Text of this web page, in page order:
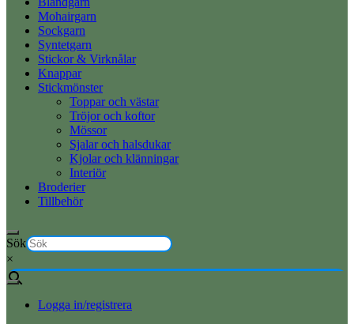
Mohairgarn
Sockgarn
Syntetgarn
Stickor & Virknålar
Knappar
Stickmönster
Toppar och västar
Tröjor och koftor
Mössor
Sjalar och halsdukar
Kjolar och klänningar
Interiör
Broderier
Tillbehör
Sök
×
Logga in/registrera